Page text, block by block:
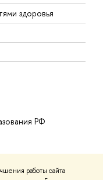
работы сайта
здоровья
РФ